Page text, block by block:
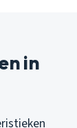
in